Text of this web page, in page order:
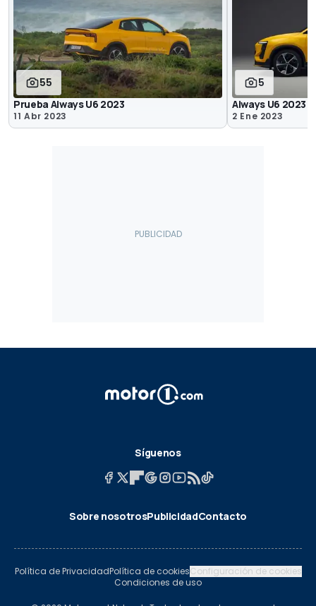
55
Prueba Aiways U6 2023
11 Abr 2023
5
Aiways U6 2023
2 Ene 2023
Síguenos
Sobre nosotrosPublicidadContacto
Política de PrivacidadPolítica de cookiesConfiguración de cookies
Condiciones de uso